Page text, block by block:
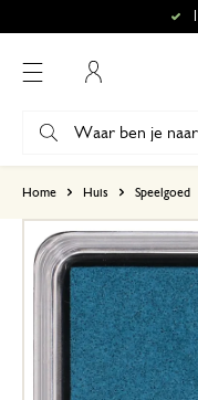
Home Huis Speelgoed